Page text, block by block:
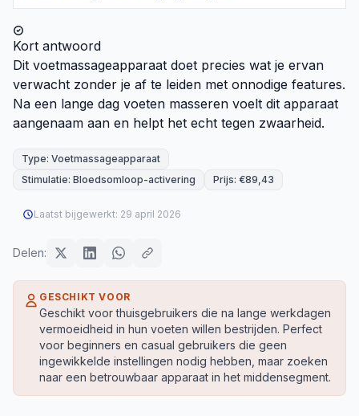
Kort antwoord
Dit voetmassageapparaat doet precies wat je ervan
verwacht zonder je af te leiden met onnodige features.
Na een lange dag voeten masseren voelt dit apparaat
aangenaam aan en helpt het echt tegen zwaarheid.
Type: Voetmassageapparaat
Stimulatie: Bloedsomloop-activering
Prijs: €89,43
Laatst bijgewerkt: 29 april 2026
Delen:
GESCHIKT VOOR
Geschikt voor thuisgebruikers die na lange werkdagen
vermoeidheid in hun voeten willen bestrijden. Perfect
voor beginners en casual gebruikers die geen
ingewikkelde instellingen nodig hebben, maar zoeken
naar een betrouwbaar apparaat in het middensegment.